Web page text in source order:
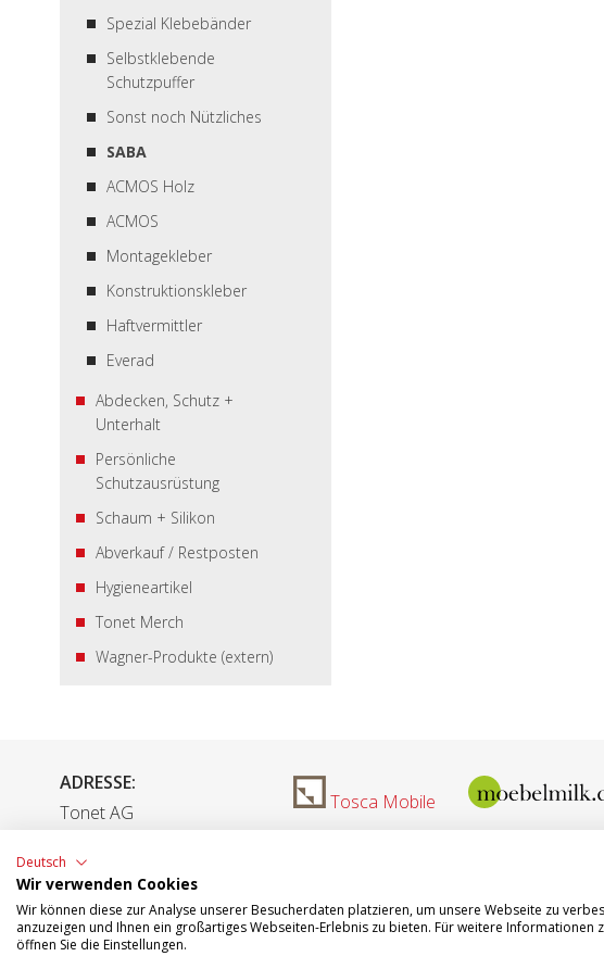
Spezial Klebebänder
Selbstklebende
Schutzpuffer
Sonst noch Nützliches
SABA
ACMOS Holz
ACMOS
Montagekleber
Konstruktionskleber
Haftvermittler
Everad
Abdecken, Schutz +
Unterhalt
Persönliche
Schutzausrüstung
Schaum + Silikon
Abverkauf / Restposten
Hygieneartikel
Tonet Merch
Wagner-Produkte (extern)
ADRESSE:
Tonet AG
4658 Däniken
Tosca Mobile
Deutsch
Wir verwenden Cookies
Wir können diese zur Analyse unserer Besucherdaten platzieren, um unsere Webseite zu
anzuzeigen und Ihnen ein großartiges Webseiten-Erlebnis zu bieten. Für weitere Informationen
öffnen Sie die Einstellungen.